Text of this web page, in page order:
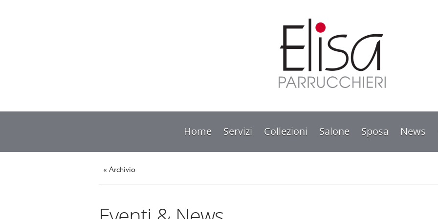
Home Servizi Collezioni Salone Sposa News
« Archivio